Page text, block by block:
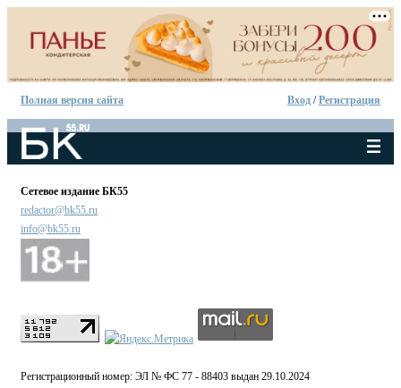
Полная версия сайта Вход /Регистрация
Сетевое издание БК55
redactor@bk55.ru
info@bk55.ru
Регистрационный номер: ЭЛ № ФС 77 - 88403 выдан 29.10.2024